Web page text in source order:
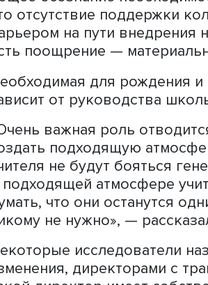
Более ранние
инноваций в
креативности педагога
ценностных установок,
брать на себя
мотивация, важны
коллектива. Для этого
инновационность»,
инновационность,
общее осознание
что отсутствие
барьером на пути
есть поощрение —